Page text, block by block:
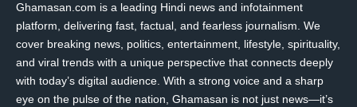
Ghamasan.com is a leading Hindi news and infotainment
platform, delivering fast, factual, and fearless journalism. We
cover breaking news, politics, entertainment, lifestyle, spirituality,
and viral trends with a unique perspective that connects deeply
with today’s digital audience. With a strong voice and a sharp
eye on the pulse of the nation, Ghamasan is not just news—it’s